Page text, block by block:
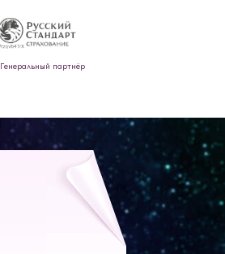
Генеральный партнёр